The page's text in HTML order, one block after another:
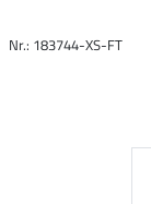
Nr.: 183744-XS-FT